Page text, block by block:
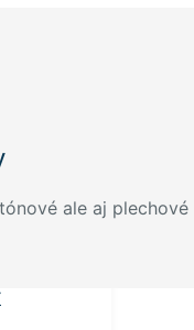
ale aj